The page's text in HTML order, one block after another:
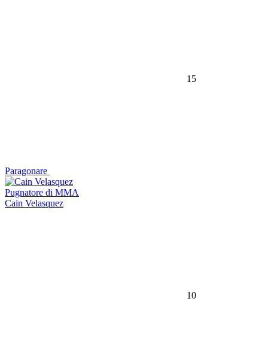
15
Paragonare
Pugnatore di MMA
Cain Velasquez
10